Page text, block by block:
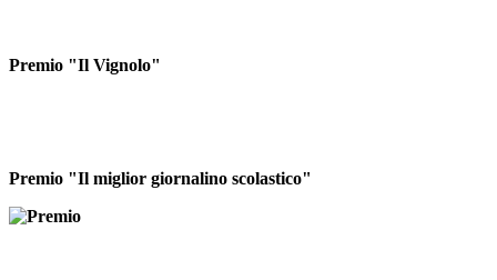
Premio "Il Vignolo"
Premio "Il miglior giornalino scolastico"